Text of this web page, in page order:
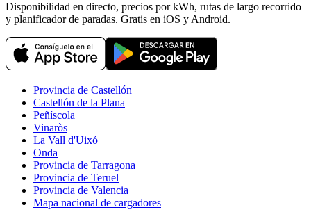
Disponibilidad en directo, precios por kWh, rutas de largo recorrido
y planificador de paradas. Gratis en iOS y Android.
Provincia de Castellón
Castellón de la Plana
Peñíscola
Vinaròs
La Vall d'Uixó
Onda
Provincia de Tarragona
Provincia de Teruel
Provincia de Valencia
Mapa nacional de cargadores